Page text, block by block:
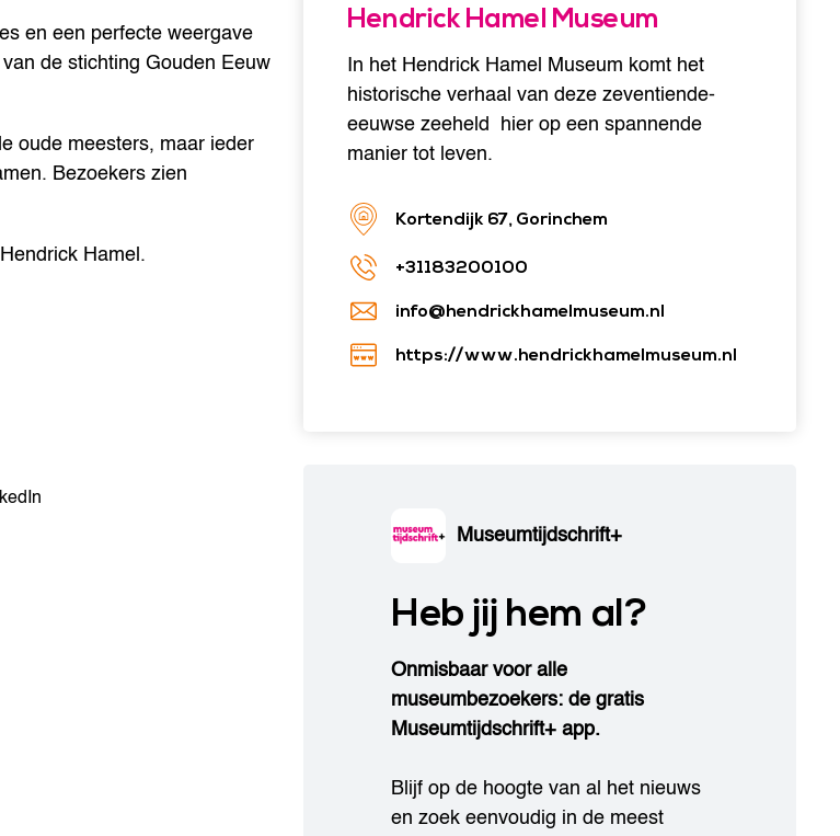
en een perfecte weergave
de stichting Gouden Eeuw
oude meesters, maar ieder
Bezoekers zien
Hamel.
Hendrick Hamel Museum
In het Hendrick Hamel Museum komt het
historische verhaal van deze zeventiende-
eeuwse zeeheld hier op een spannende
manier tot leven.
Kortendijk 67, Gorinchem
+31183200100
info@hendrickhamelmuseum.nl
https://www.hendrickhamelmuseum.nl
Museumtijdschrift+
Heb jij hem al?
Onmisbaar voor alle
museumbezoekers: de gratis
Museumtijdschrift+ app.
Blijf op de hoogte van al het nieuws
en zoek eenvoudig in de meest